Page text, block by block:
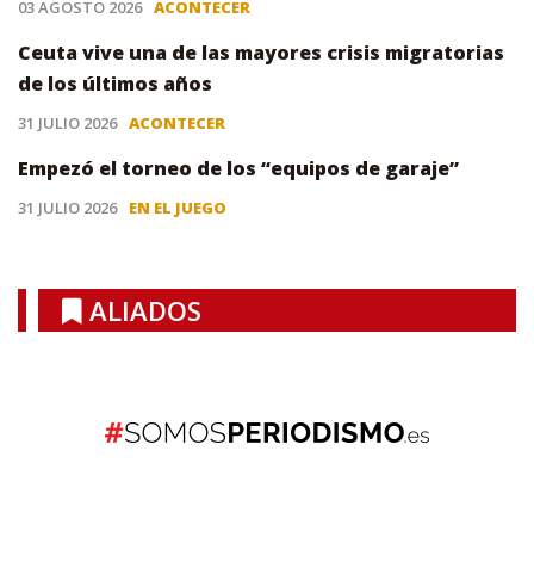
03 AGOSTO 2026 ACONTECER
Ceuta vive una de las mayores crisis migratorias
de los últimos años
31 JULIO 2026 ACONTECER
Empezó el torneo de los “equipos de garaje”
31 JULIO 2026 EN EL JUEGO
ALIADOS